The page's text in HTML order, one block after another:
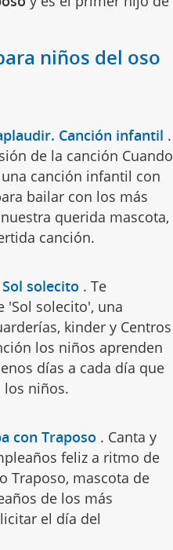
niños del oso
Canción infantil .
de la canción Cuando
canción infantil con
bailar con los más
querida mascota,
canción.
solecito .Te
'Sol solecito', una
kinder y Centros
los niños aprenden
días a cada día que
los niños.
con Traposo . Canta y
feliz a ritmo de
Traposo, mascota de
de los más
el día del